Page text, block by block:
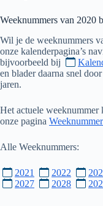
Weeknummers van 2020
Wil je de weeknummers
onze kalenderpagina’s
bijvoorbeeld bij
en blader daarna snel
jaren.
Het actuele
onze pagina
Alle Weeknummers:
2021 2022
2027
2028